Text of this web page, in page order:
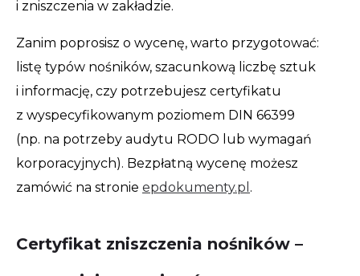
i zniszczenia w zakładzie.
Zanim poprosisz o wycenę, warto przygotować:
listę typów nośników, szacunkową liczbę sztuk
i informację, czy potrzebujesz certyfikatu
z wyspecyfikowanym poziomem DIN 66399
(np. na potrzeby audytu RODO lub wymagań
korporacyjnych). Bezpłatną wycenę możesz
zamówić na stronie epdokumenty.pl .
Certyfikat zniszczenia nośników –